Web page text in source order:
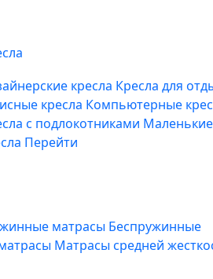
кресла Кресла для
кресла Компьютерные
с подлокотниками Маленькие
Перейти
матрасы Беспружинные
Матрасы средней